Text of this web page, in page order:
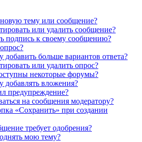
тему или сообщение?
или удалить сообщение?
подпись к своему сообщению?
добавить больше вариантов ответа?
или удалить опрос?
некоторые форумы?
добавлять вложения?
предупреждение?
на сообщения модератору?
«Сохранить» при создании
требует одобрения?
мою тему?